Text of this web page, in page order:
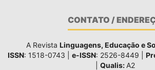
CONTATO /
A Revista Linguagens, Educação e
ISSN: 1518-0743 | e-ISSN: 2526-8449 |
Qualis: A2